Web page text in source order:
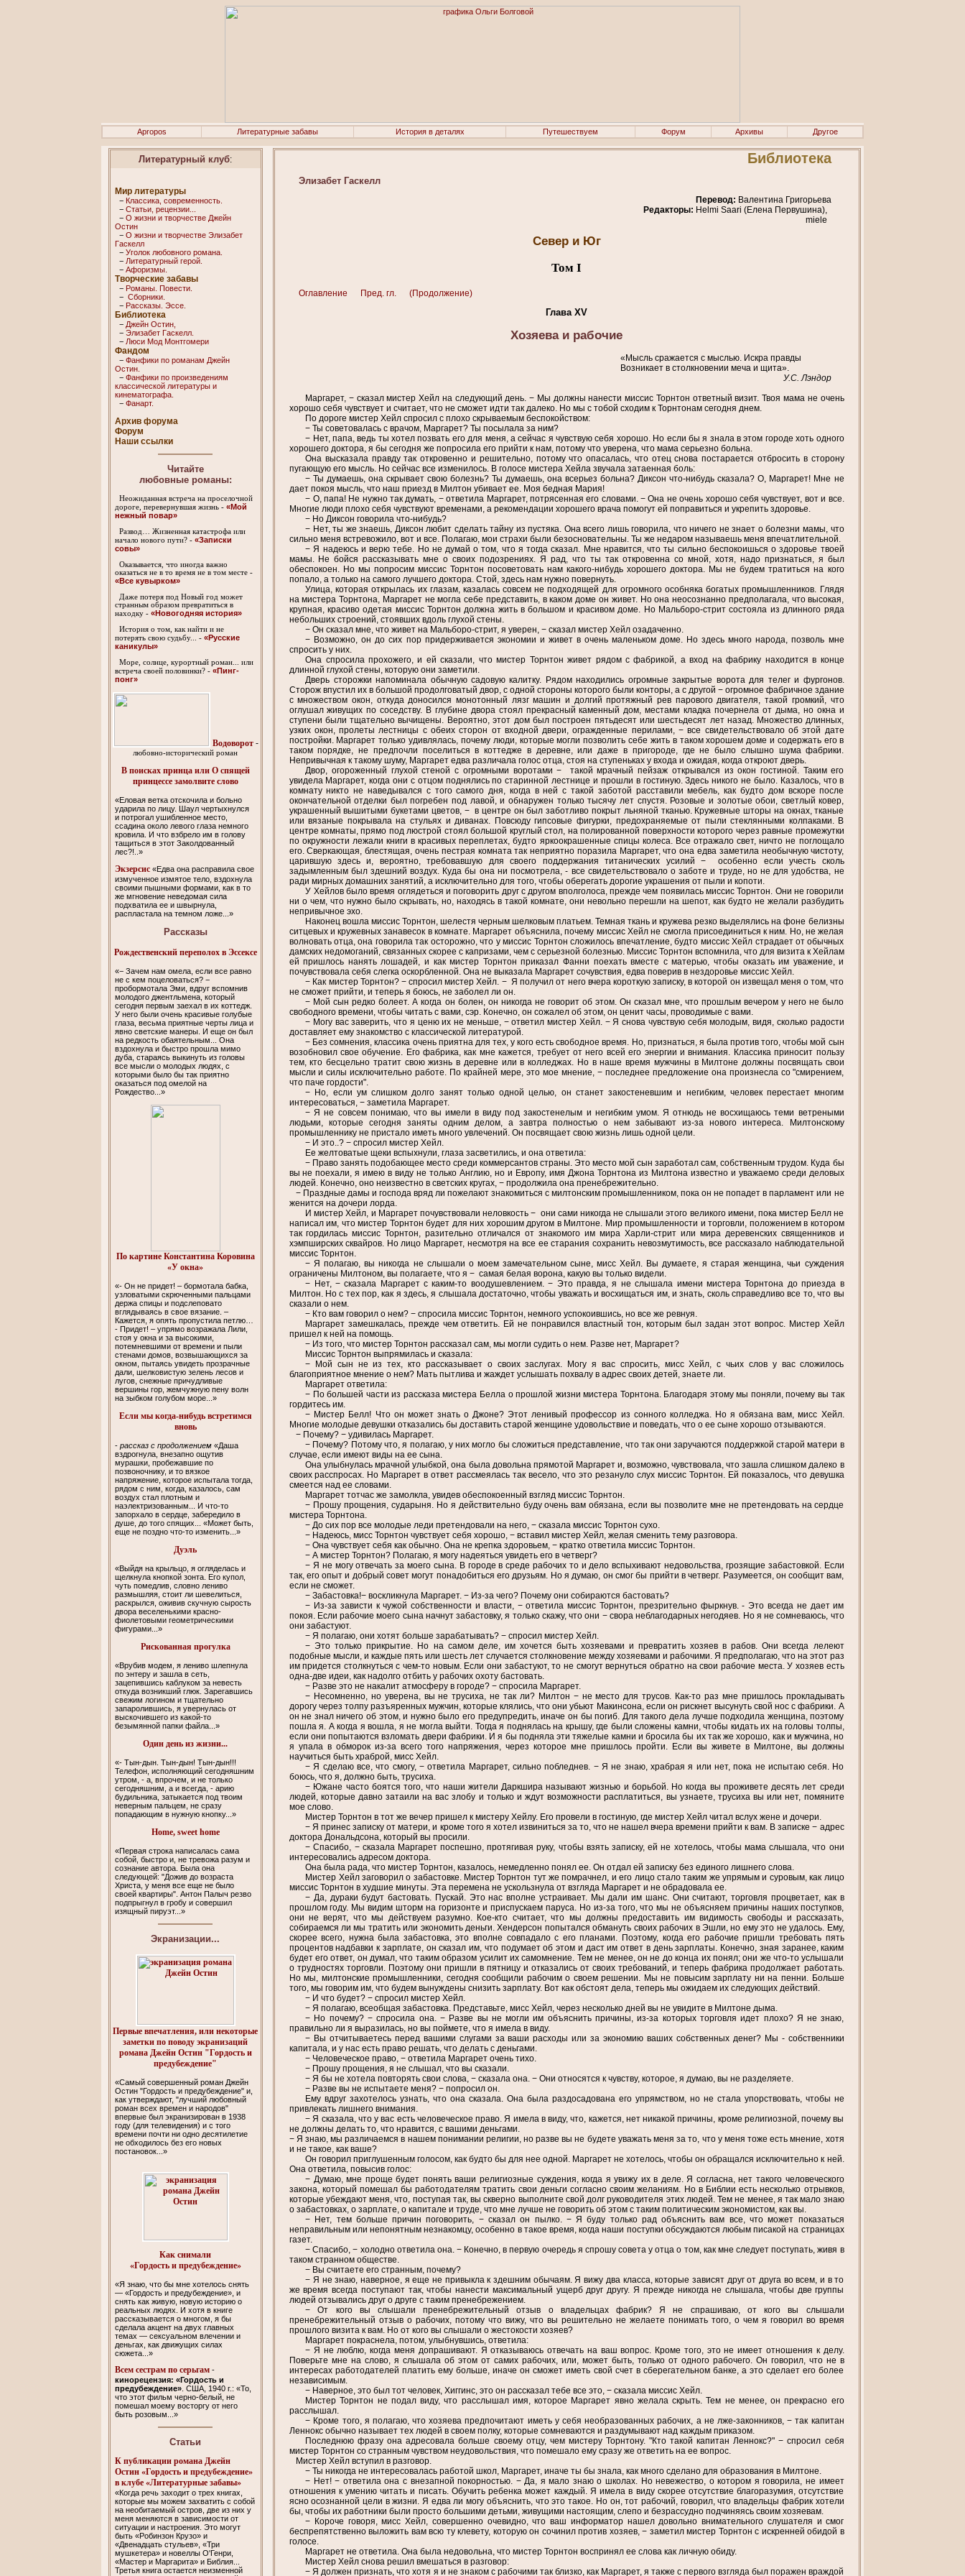
Apropos Литературные забавы История в деталях Путешествуем Форум Архивы Другое
Литературный клуб:
Мир литературы
− Классика, современность.
−Статьи, рецензии...
−О жизни и творчестве Джейн
Остин
−О жизни и творчестве Элизабет
Гaскелл
−Уголок любовного романа.
− Литературный герой.
−Афоризмы.
Творческие забавы
− Романы. Повести.
−Сборники.
− Рассказы. Эссe.
Библиотека
− Джейн Остин,
−Элизабет Гaскелл.
− Люси Мод Монтгомери
Фандом
−Фанфики по романам Джейн
Остин.
−Фанфики по произведениям
классической литературы и
кинематографа.
−Фанарт.
Архив форума
Форум
Наши ссылки
Читайте
любовные романы:
Неожиданная встреча на проселочной
дороге, перевернувшая жизнь -«Мой
нежный повар»
Развод… Жизненная катастрофа или
начало нового пути? -«Записки
совы»
Оказывается, что иногда важно
оказаться не в то время не в том месте -
«Все кувырком»
Даже потеря под Новый год может
странным образом превратиться в
находку -«Новогодняя история»
История о том, как найти и не
потерять свою судьбу... -«Русские
каникулы»
Море, солнце, курортный роман... или
встреча своей половинки? -«Пинг-
понг»
Водоворот-
любовно-исторический роман
В поисках принца или О спящей
принцессе замолвите слово
«Еловая ветка отскочила и больно
ударила по лицу. Шаул чертыхнулся
и потрогал ушибленное место,
ссадина около левого глаза немного
кровила. И что взбрело им в голову
тащиться в этот Заколдованный
лес?!..»
Экзерсис «Едва она расправила свое
измученное измятое тело, вздохнула
своими пышными формами, как в то
же мгновение неведомая сила
подхватила ее и швырнула,
распластала на темном ложе...»
Рассказы
Рождественский переполох в Эссексе
«− Зачем нам омела, если все равно
не с кем поцеловаться? −
пробормотала Эми, вдруг вспомнив
молодого джентльмена, который
сегодня первым заехал в их коттедж.
У него были очень красивые голубые
глаза, весьма приятные черты лица и
явно светские манеры. И еще он был
на редкость обаятельным... Она
вздохнула и быстро прошла мимо
дуба, стараясь выкинуть из головы
все мысли о молодых людях, с
которыми было бы так приятно
оказаться под омелой на
Рождество...»
По картине Константина Коровина
«У окна»
«- Он не придет! – бормотала бабка,
узловатыми скрюченными пальцами
держа спицы и подслеповато
вглядываясь в свое вязание. –
Кажется, я опять пропустила петлю…
- Придет! – упрямо возражала Лили,
стоя у окна и за высокими,
потемневшими от времени и пыли
стенами домов, возвышающихся за
окном, пытаясь увидеть прозрачные
дали, шелковистую зелень лесов и
лугов, снежные причудливые
вершины гор, жемчужную пену волн
на зыбком голубом море...»
Если мы когда-нибудь встретимся
вновь
-рассказ с продолжением «Даша
вздрогнула, внезапно ощутив
мурашки, пробежавшие по
позвоночнику, и то вязкое
напряжение, которое испытала тогда,
рядом с ним, когда, казалось, сам
воздух стал плотным и
наэлектризованным... И что-то
запорхало в сердце, забередило в
душе, до того спящих... «Может быть,
еще не поздно что-то изменить...»
Дуэль
«Выйдя на крыльцо, я огляделась и
щелкнула кнопкой зонта. Его купол,
чуть помедлив, словно лениво
размышляя, стоит ли шевелиться,
раскрылся, оживив скучную сырость
двора веселенькими красно-
фиолетовыми геометрическими
фигурами...»
Рискованная прогулка
«Врубив модем, я лениво шлепнула
по энтеру и зашла в сеть,
зацепившись каблуком за невесть
откуда возникший глюк. Зарегавшись
свежим логином и тщательно
запаролившись, я увернулась от
выскочившего из какой-то
безымянной папки файла...»
Один день из жизни...
«- Тын-дын. Тын-дын! Тын-дын!!!
Телефон, исполняющий сегодняшним
утром, - а, впрочем, и не только
сегодняшним, а и всегда, - арию
будильника, затыкается под твоим
неверным пальцем, не сразу
попадающим в нужную кнопку...»
Home, sweet home
«Первая строка написалась сама
собой, быстро и, не тревожа разум и
сознание автора. Была она
следующей: "Дожив до возраста
Христа, у меня все еще не было
своей квартиры". Антон Палыч резво
подпрыгнул в гробу и совершил
изящный пируэт...»
Экранизации...
Первые впечатления, или некоторые
заметки по поводу экранизаций
романа Джейн Остин "Гордость и
предубеждение"
«Самый совершенный роман Джейн
Остин "Гордость и предубеждение" и,
как утверждают, "лучший любовный
роман всех времен и народов"
впервые был экранизирован в 1938
году (для телевидения) и с того
времени почти ни одно десятилетие
не обходилось без его новых
постановок...»
Как снимали
«Гордость и предубеждение»
«Я знаю, что бы мне хотелось снять
— «Гордость и предубеждение», и
снять как живую, новую историю о
реальных людях. И хотя в книге
рассказывается о многом, я бы
сделала акцент на двух главных
темах — сексуальном влечении и
деньгах, как движущих силах
сюжета...»
Всем сестрам по серьгам -
кинорецензия: «Гордость и
предубеждение» . США, 1940 г.: «То,
что этот фильм черно-белый, не
помешал моему восторгу от него
быть розовым...»
Cтатьи
К публикации романа Джейн
Остин «Гордость и предубеждение»
в клубе «Литературные забавы»
«Когда речь заходит о трех книгах,
которые мы можем захватить с собой
на необитаемый остров, две из них у
меня меняются в зависимости от
ситуации и настроения. Это могут
быть «Робинзон Крузо» и
«Двенадцать стульев», «Три
мушкетера» и новеллы О'Генри,
«Мастер и Маргарита» и Библия...
Третья книга остается неизменной
Библиотека
Элизабет Гаскелл
Перевод: Валентина Григорьева
Редакторы: Helmi Saari (Елена Первушина),
miele
Север и Юг
Том I
Оглавление Пред. гл. (Продолжение)
Глава XV
Хозяева и рабочие
«Мысль сражается с мыслью. Искра правды
Возникает в столкновении меча и щита».
У.С. Лэндор
Маргарет, − сказал мистер Хейл на следующий день. − Мы должны нанести миссис Торнтон ответный визит. Твоя мама не очень
хорошо себя чувствует и считает, что не сможет идти так далеко. Но мы с тобой сходим к Торнтонам сегодня днем.
По дороге мистер Хейл спросил с плохо скрываемым беспокойством:
− Ты советовалась с врачом, Маргарет? Ты посылала за ним?
− Нет, папа, ведь ты хотел позвать его для меня, а сейчас я чувствую себя хорошо. Но если бы я знала в этом городе хоть одного
хорошего доктора, я бы сегодня же попросила его прийти к нам, потому что уверена, что мама серьезно больна.
Она высказала правду так откровенно и решительно, потому что опасалась, что отец снова постарается отбросить в сторону
пугающую его мысль. Но сейчас все изменилось. В голосе мистера Хейла звучала затаенная боль:
− Ты думаешь, она скрывает свою болезнь? Ты думаешь, она всерьез больна? Диксон что-нибудь сказала? О, Маргарет! Мне не
дает покоя мысль, что наш приезд в Милтон убивает ее. Моя бедная Мария!
− О, папа! Не нужно так думать, − ответила Маргарет, потрясенная его словами. − Она не очень хорошо себя чувствует, вот и все.
Многие люди плохо себя чувствуют временами, а рекомендации хорошего врача помогут ей поправиться и укрепить здоровье.
− Но Диксон говорила что-нибудь?
− Нет, ты же знаешь, Диксон любит сделать тайну из пустяка. Она всего лишь говорила, что ничего не знает о болезни мамы, что
сильно меня встревожило, вот и все. Полагаю, мои страхи были безосновательны. Ты же недаром называешь меня впечатлительной.
− Я надеюсь и верю тебе. Но не думай о том, что я тогда сказал. Мне нравится, что ты сильно беспокоишься о здоровье твоей
мамы. Не бойся рассказывать мне о своих подозрениях. Я рад, что ты так откровенна со мной, хотя, надо признаться, я был
обеспокоен. Но мы попросим миссис Торнтон посоветовать нам какого-нибудь хорошего доктора. Мы не будем тратиться на кого
попало, а только на самого лучшего доктора. Стой, здесь нам нужно повернуть.
Улица, которая открылась их глазам, казалась совсем не подходящей для огромного особняка богатых промышленников. Глядя
на мистера Торнтона, Маргарет не могла себе представить, в каком доме он живет. Но она неосознанно предполагала, что высокая,
крупная, красиво одетая миссис Торнтон должна жить в большом и красивом доме. Но Мальборо-стрит состояла из длинного ряда
небольших строений, стоявших вдоль глухой стены.
− Он сказал мне, что живет на Мальборо-стрит, я уверен, − сказал мистер Хейл озадаченно.
− Возможно, он до сих пор придерживается экономии и живет в очень маленьком доме. Но здесь много народа, позволь мне
спросить у них.
Она спросила прохожего, и ей сказали, что мистер Торнтон живет рядом с фабрикой, а вход на фабрику находится в конце
длинной глухой стены, которую они заметили.
Дверь сторожки напоминала обычную садовую калитку. Рядом находились огромные закрытые ворота для телег и фургонов.
Сторож впустил их в большой продолговатый двор, с одной стороны которого были конторы, а с другой − огромное фабричное здание
с множеством окон, откуда доносился монотонный лязг машин и долгий протяжный рев парового двигателя, такой громкий, что
оглушал живущих по соседству. В глубине двора стоял прекрасный каменный дом, местами кладка почернела от дыма, но окна и
ступени были тщательно вычищены. Вероятно, этот дом был построен пятьдесят или шестьдесят лет назад. Множество длинных,
узких окон, пролеты лестницы с обеих сторон от входной двери, огражденные перилами, − все свидетельствовало об этой дате
постройки. Маргарет только удивлялась, почему люди, которые могли позволить себе жить в таком хорошем доме и содержать его в
таком порядке, не предпочли поселиться в коттедже в деревне, или даже в пригороде, где не было слышно шума фабрики.
Непривычная к такому шуму, Маргарет едва различала голос отца, стоя на ступеньках у входа и ожидая, когда откроют дверь.
Двор, огороженный глухой стеной с огромными воротами − такой мрачный пейзаж открывался из окон гостиной. Таким его
увидела Маргарет, когда они с отцом поднялись по старинной лестнице и прошли в гостиную. Здесь никого не было. Казалось, что в
комнату никто не наведывался с того самого дня, когда в ней с такой заботой расставили мебель, как будто дом вскоре после
окончательной отделки был погребен под лавой, и обнаружен только тысячу лет спустя. Розовые и золотые обои, светлый ковер,
украшенный вышитыми букетами цветов, − в центре он был заботливо покрыт льняной тканью. Кружевные шторы на окнах, тканые
или вязаные покрывала на стульях и диванах. Повсюду гипсовые фигурки, предохраняемые от пыли стеклянными колпаками. В
центре комнаты, прямо под люстрой стоял большой круглый стол, на полированной поверхности которого через равные промежутки
по окружности лежали книги в красивых переплетах, будто яркоокрашенные спицы колеса. Все отражало свет, ничто не поглощало
его. Сверкающая, блестящая, очень пестрая комната так неприятно поразила Маргарет, что она едва заметила необычную чистоту,
царившую здесь и, вероятно, требовавшую для своего поддержания титанических усилий − особенно если учесть сколь
задымленным был здешний воздух. Куда бы она ни посмотрела, - все свидетельствовало о заботе и труде, но не для удобства, не
ради мирных домашних занятий, а исключительно для того, чтобы оберегать дорогие украшения от пыли и копоти.
У Хейлов было время оглядеться и поговорить друг с другом вполголоса, прежде чем появилась миссис Торнтон. Они не говорили
ни о чем, что нужно было скрывать, но, находясь в такой комнате, они невольно перешли на шепот, как будто не желали разбудить
непривычное эхо.
Наконец вошла миссис Торнтон, шелестя черным шелковым платьем. Темная ткань и кружева резко выделялись на фоне белизны
ситцевых и кружевных занавесок в комнате. Маргарет объяснила, почему миссис Хейл не смогла присоединиться к ним. Но, не желая
волновать отца, она говорила так осторожно, что у миссис Торнтон сложилось впечатление, будто миссис Хейл страдает от обычных
дамских недомоганий, связанных скорее с капризами, чем с серьезной болезнью. Миссис Торнтон вспомнила, что для визита к Хейлам
ей пришлось нанять лошадей, и как мистер Торнтон приказал Фанни поехать вместе с матерью, чтобы оказать им уважение, и
почувствовала себя слегка оскорбленной. Она не выказала Маргарет сочувствия, едва поверив в нездоровье миссис Хейл.
− Как мистер Торнтон? − спросил мистер Хейл. − Я получил от него вчера короткую записку, в которой он извещал меня о том, что
не сможет прийти, и теперь я боюсь, не заболел ли он.
− Мой сын редко болеет. А когда он болен, он никогда не говорит об этом. Он сказал мне, что прошлым вечером у него не было
свободного времени, чтобы читать с вами, сэр. Конечно, он сожалел об этом, он ценит часы, проводимые с вами.
− Могу вас заверить, что я ценю их не меньше, − ответил мистер Хейл. − Я снова чувствую себя молодым, видя, сколько радости
доставляет ему знакомство с классической литературой.
− Без сомнения, классика очень приятна для тех, у кого есть свободное время. Но, признаться, я была против того, чтобы мой сын
возобновил свое обучение. Его фабрика, как мне кажется, требует от него всей его энергии и внимания. Классика приносит пользу
тем, кто бесцельно тратит свою жизнь в деревне или в колледжах. Но в наше время мужчины в Милтоне должны посвящать свои
мысли и силы исключительно работе. По крайней мере, это мое мнение, − последнее предложение она произнесла со "смирением,
что паче гордости".
− Но, если ум слишком долго занят только одной целью, он станет закостеневшим и негибким, человек перестает многим
интересоваться, − заметила Маргарет.
− Я не совсем понимаю, что вы имели в виду под закостенелым и негибким умом. Я отнюдь не восхищаюсь теми ветреными
людьми, которые сегодня заняты одним делом, а завтра полностью о нем забывают из-за нового интереса. Милтонскому
промышленнику не пристало иметь много увлечений. Он посвящает свою жизнь лишь одной цели.
− И это..? − спросил мистер Хейл.
Ее желтоватые щеки вспыхнули, глаза засветились, и она ответила:
− Право занять подобающее место среди коммерсантов страны. Это место мой сын заработал сам, собственным трудом. Куда бы
вы не поехали, я имею в виду не только Англию, но и Европу, имя Джона Торнтона из Милтона известно и уважаемо среди деловых
людей. Конечно, оно неизвестно в светских кругах, − продолжила она пренебрежительно.
− Праздные дамы и господа вряд ли пожелают знакомиться с милтонским промышленником, пока он не попадет в парламент или не
женится на дочери лорда.
И мистер Хейл, и Маргарет почувствовали неловкость − они сами никогда не слышали этого великого имени, пока мистер Белл не
написал им, что мистер Торнтон будет для них хорошим другом в Милтоне. Мир промышленности и торговли, положением в котором
так гордилась миссис Торнтон, разительно отличался от знакомого им мира Харли-стрит или мира деревенских священников и
хэмпширских сквайров. Но лицо Маргарет, несмотря на все ее старания сохранить невозмутимость, все рассказало наблюдательной
миссис Торнтон.
− Я полагаю, вы никогда не слышали о моем замечательном сыне, мисс Хейл. Вы думаете, я старая женщина, чьи суждения
ограничены Милтоном, вы полагаете, что я − самая белая ворона, какую вы только видели.
− Нет, − сказала Маргарет с каким-то воодушевлением. − Это правда, я не слышала имени мистера Торнтона до приезда в
Милтон. Но с тех пор, как я здесь, я слышала достаточно, чтобы уважать и восхищаться им, и знать, сколь справедливо все то, что вы
сказали о нем.
− Кто вам говорил о нем? − спросила миссис Торнтон, немного успокоившись, но все же ревнуя.
Маргарет замешкалась, прежде чем ответить. Ей не понравился властный тон, которым был задан этот вопрос. Мистер Хейл
пришел к ней на помощь.
− Из того, что мистер Торнтон рассказал сам, мы могли судить о нем. Разве нет, Маргарет?
Миссис Торнтон выпрямилась и сказала:
− Мой сын не из тех, кто рассказывает о своих заслугах. Могу я вас спросить, мисс Хейл, с чьих слов у вас сложилось
благоприятное мнение о нем? Мать пытлива и жаждет услышать похвалу в адрес своих детей, знаете ли.
Маргарет ответила:
− По большей части из рассказа мистера Белла о прошлой жизни мистера Торнтона. Благодаря этому мы поняли, почему вы так
гордитесь им.
− Мистер Белл! Что он может знать о Джоне? Этот ленивый профессор из сонного колледжа. Но я обязана вам, мисс Хейл.
Многие молодые девушки отказались бы доставить старой женщине удовольствие и поведать, что о ее сыне хорошо отзываются.
− Почему? − удивилась Маргарет.
− Почему? Потому что, я полагаю, у них могло бы сложиться представление, что так они заручаются поддержкой старой матери в
случае, если имеют виды на ее сына.
Она улыбнулась мрачной улыбкой, она была довольна прямотой Маргарет и, возможно, чувствовала, что зашла слишком далеко в
своих расспросах. Но Маргарет в ответ рассмеялась так весело, что это резануло слух миссис Торнтон. Ей показалось, что девушка
смеется над ее словами.
Маргарет тотчас же замолкла, увидев обеспокоенный взгляд миссис Торнтон.
− Прошу прощения, сударыня. Но я действительно буду очень вам обязана, если вы позволите мне не претендовать на сердце
мистера Торнтона.
− До сих пор все молодые леди претендовали на него, − сказала миссис Торнтон сухо.
− Надеюсь, мисс Торнтон чувствует себя хорошо, − вставил мистер Хейл, желая сменить тему разговора.
− Она чувствует себя как обычно. Она не крепка здоровьем, − кратко ответила миссис Торнтон.
− А мистер Торнтон? Полагаю, я могу надеяться увидеть его в четверг?
− Я не могу отвечать за моего сына. В городе в среде рабочих то и дело вспыхивают недовольства, грозящие забастовкой. Если
так, его опыт и добрый совет могут понадобиться его друзьям. Но я думаю, он смог бы прийти в четверг. Разумеется, он сообщит вам,
если не сможет.
− Забастовка!− воскликнула Маргарет. − Из-за чего? Почему они собираются бастовать?
− Из-за зависти к чужой собственности и власти, − ответила миссис Торнтон, презрительно фыркнув. - Это всегда не дает им
покоя. Если рабочие моего сына начнут забастовку, я только скажу, что они − свора неблагодарных негодяев. Но я не сомневаюсь, что
они забастуют.
− Я полагаю, они хотят больше зарабатывать? − спросил мистер Хейл.
− Это только прикрытие. Но на самом деле, им хочется быть хозяевами и превратить хозяев в рабов. Они всегда лелеют
подобные мысли, и каждые пять или шесть лет случается столкновение между хозяевами и рабочими. Я предполагаю, что на этот раз
им придется столкнуться с чем-то новым. Если они забастуют, то не смогут вернуться обратно на свои рабочие места. У хозяев есть
одна-две идеи, как надолго отбить у рабочих охоту бастовать.
− Разве это не накалит атмосферу в городе? − спросила Маргарет.
− Несомненно, но уверена, вы не трусиха, не так ли? Милтон − не место для трусов. Как-то раз мне пришлось прокладывать
дорогу через толпу разъяренных мужчин, которые клялись, что они убьют Макинсона, если он рискнет высунуть свой нос с фабрики. А
он не знал ничего об этом, и нужно было его предупредить, иначе он бы погиб. Для такого дела лучше подходила женщина, поэтому
пошла я. А когда я вошла, я не могла выйти. Тогда я поднялась на крышу, где были сложены камни, чтобы кидать их на головы толпы,
если они попытаются взломать двери фабрики. И я бы подняла эти тяжелые камни и бросила бы их так же хорошо, как и мужчина, но
я упала в обморок из-за всего того напряжения, через которое мне пришлось пройти. Если вы живете в Милтоне, вы должны
научиться быть храброй, мисс Хейл.
− Я сделаю все, что смогу, − ответила Маргарет, сильно побледнев. − Я не знаю, храбрая я или нет, пока не испытаю себя. Но
боюсь, что я, должно быть, трусиха.
− Южане часто боятся того, что наши жители Даркшира называют жизнью и борьбой. Но когда вы проживете десять лет среди
людей, которые давно затаили на вас злобу и только и ждут возможности расплатиться, вы узнаете, трусиха вы или нет, помяните
мое слово.
Мистер Торнтон в тот же вечер пришел к мистеру Хейлу. Его провели в гостиную, где мистер Хейл читал вслух жене и дочери.
− Я принес записку от матери, и кроме того я хотел извиниться за то, что не нашел вчера времени прийти к вам. В записке − адрес
доктора Дональдсона, который вы просили.
− Спасибо, − сказала Маргарет поспешно, протягивая руку, чтобы взять записку, ей не хотелось, чтобы мама слышала, что они
интересовались адресом доктора.
Она была рада, что мистер Торнтон, казалось, немедленно понял ее. Он отдал ей записку без единого лишнего слова.
Мистер Хейл заговорил о забастовке. Мистер Торнтон тут же помрачнел, и его лицо стало таким же упрямым и суровым, как лицо
миссис Торнтон в худшие минуты. Эта перемена не ускользнула от взгляда Маргарет и не обрадовала ее.
− Да, дураки будут бастовать. Пускай. Это нас вполне устраивает. Мы дали им шанс. Они считают, торговля процветает, как в
прошлом году. Мы видим шторм на горизонте и приспускаем паруса. Но из-за того, что мы не объясняем причины наших поступков,
они не верят, что мы действуем разумно. Кое-кто считает, что мы должны предоставить им видимость свободы и рассказать,
собираемся ли мы тратить или экономить деньги. Хендерсон попытался обмануть своих рабочих в Эшли, но ему это не удалось. Ему,
скорее всего, нужна была забастовка, это вполне совпадало с его планами. Поэтому, когда его рабочие пришли требовать пять
процентов надбавки к зарплате, он сказал им, что подумает об этом и даст им ответ в день зарплаты. Конечно, зная заранее, каким
будет его ответ, он думал, что таким образом усилит их самомнение. Тем не менее, он не до конца их понял; они же что-то услышали
о трудностях торговли. Поэтому они пришли в пятницу и отказались от своих требований, и теперь фабрика продолжает работать.
Но мы, милтонские промышленники, сегодня сообщили рабочим о своем решении. Мы не повысим зарплату ни на пенни. Больше
того, мы говорим им, что будем вынуждены снизить зарплату. Вот как обстоят дела, теперь мы ожидаем их следующих действий.
− И что будет? − спросил мистер Хейл.
− Я полагаю, всеобщая забастовка. Представьте, мисс Хейл, через несколько дней вы не увидите в Милтоне дыма.
− Но почему? − спросила она. − Разве вы не могли им объяснить причины, из-за которых торговля идет плохо? Я не знаю,
правильно ли я выразилась, но вы поймете, что я имела в виду.
− Вы отчитываетесь перед вашими слугами за ваши расходы или за экономию ваших собственных денег? Мы - собственники
капитала, и у нас есть право решать, что делать с деньгами.
− Человеческое право, − ответила Маргарет очень тихо.
− Прошу прощения, я не слышал, что вы сказали.
− Я бы не хотела повторять свои слова, − сказала она. − Они относятся к чувству, которое, я думаю, вы не разделяете.
− Разве вы не испытаете меня? − попросил он.
Ему вдруг захотелось узнать, что она сказала. Она была раздосадована его упрямством, но не стала упорствовать, чтобы не
привлекать лишнего внимания.
− Я сказала, что у вас есть человеческое право. Я имела в виду, что, кажется, нет никакой причины, кроме религиозной, почему вы
не должны делать то, что нравится, с вашими деньгами.
− Я знаю, мы различаемся в нашем понимании религии, но разве вы не будете уважать меня за то, что у меня тоже есть мнение, хотя
и не такое, как ваше?
Он говорил приглушенным голосом, как будто бы для нее одной. Маргарет не хотелось, чтобы он обращался исключительно к ней.
Она ответила, повысив голос:
− Думаю, мне проще будет понять ваши религиозные суждения, когда я увижу их в деле. Я согласна, нет такого человеческого
закона, который помешал бы работодателям тратить свои деньги согласно своим желаниям. Но в Библии есть несколько отрывков,
которые убеждают меня, что, поступая так, вы скверно выполните свой долг руководителя этих людей. Тем не менее, я так мало знаю
о забастовках, о зарплате, о капитале и труде, что мне лучше не говорить об этом с таким политическим экономистом, как вы.
− Нет, тем больше причин поговорить, − сказал он пылко. − Я буду только рад объяснить вам все, что может показаться
неправильным или непонятным незнакомцу, особенно в такое время, когда наши поступки обсуждаются любым писакой на страницах
газет.
− Спасибо, − холодно ответила она. − Конечно, в первую очередь я спрошу совета у отца о том, как мне следует поступать, живя в
таком странном обществе.
− Вы считаете его странным, почему?
− Я не знаю, наверное, я еще не привыкла к здешним обычаям. Я вижу два класса, которые зависят друг от друга во всем, и в то
же время всегда поступают так, чтобы нанести максимальный ущерб друг другу. Я прежде никогда не слышала, чтобы две группы
людей отзывались друг о друге с таким пренебрежением.
− От кого вы слышали пренебрежительный отзыв о владельцах фабрик? Я не спрашиваю, от кого вы слышали
пренебрежительный отзыв о рабочих, потому что вижу, что вы решительно не желаете понимать того, о чем я говорил во время
прошлого визита к вам. Но от кого вы слышали о жестокости хозяев?
Маргарет покраснела, потом, улыбнувшись, ответила:
− Я не люблю, когда меня допрашивают. Я отказываюсь отвечать на ваш вопрос. Кроме того, это не имеет отношения к делу.
Поверьте мне на слово, я слышала об этом от самих рабочих, или, может быть, только от одного рабочего. Он говорил, что не в
интересах работодателей платить ему больше, иначе он сможет иметь свой счет в сберегательном банке, а это сделает его более
независимым.
− Наверное, это был тот человек, Хиггинс, это он рассказал тебе все это, − сказала миссис Хейл.
Мистер Торнтон не подал виду, что расслышал имя, которое Маргарет явно желала скрыть. Тем не менее, он прекрасно его
расслышал.
− Кроме того, я полагаю, что хозяева предпочитают иметь у себя необразованных рабочих, а не лже-законников, − так капитан
Леннокс обычно называет тех людей в своем полку, которые сомневаются и раздумывают над каждым приказом.
Последнюю фразу она адресовала больше своему отцу, чем мистеру Торнтону. "Кто такой капитан Леннокс?" − спросил себя
мистер Торнтон со странным чувством неудовольствия, что помешало ему сразу же ответить на ее вопрос.
Мистер Хейл вступил в разговор.
− Ты никогда не интересовалась работой школ, Маргарет, иначе ты бы знала, как много сделано для образования в Милтоне.
− Нет! − ответила она с внезапной покорностью. − Да, я мало знаю о школах. Но невежество, о котором я говорила, не имеет
отношения к умению читать и писать. Обучить ребенка может каждый. Я имела в виду скорее отсутствие благоразумия, отсутствие
ясно осознанной цели в жизни. Я едва ли могу объяснить, что это такое. Но он, тот рабочий, говорил, что владельцы фабрик хотели
бы, чтобы их работники были просто большими детьми, живущими настоящим, слепо и безрассудно подчиняясь своим хозяевам.
− Короче говоря, мисс Хейл, совершенно очевидно, что ваш информатор нашел довольно внимательного слушателя и смог
беспрепятственно выложить вам всю ту клевету, которую он сочинил против хозяев, − заметил мистер Торнтон с искренней обидой в
голосе.
Маргарет не ответила. Она была недовольна, что мистер Торнтон воспринял ее слова как личную обиду.
Мистер Хейл снова решил вмешаться в разговор:
− Я должен признать, что хотя я и не знаком с рабочими так близко, как Маргарет, я также с первого взгляда был поражен враждой